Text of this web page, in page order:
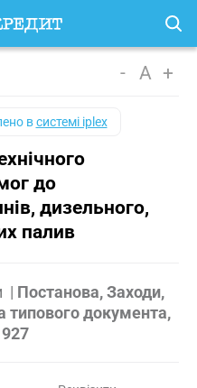
- A +
всистемі iplex
до
дизельного,
палив
| Постанова, Заходи,
документа,